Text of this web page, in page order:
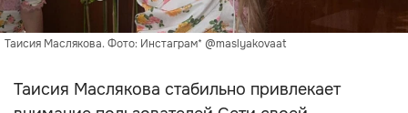
Таисия Маслякова. Фото: Инстаграм* @maslyakovaat
Таисия Маслякова стабильно привлекает